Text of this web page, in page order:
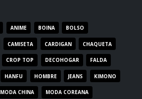
ANIME BOINA BOLSO
CAMISETA CARDIGAN CHAQUETA
CROP TOP DECOHOGAR FALDA
HANFU HOMBRE JEANS KIMONO
MODA CHINA MODA COREANA